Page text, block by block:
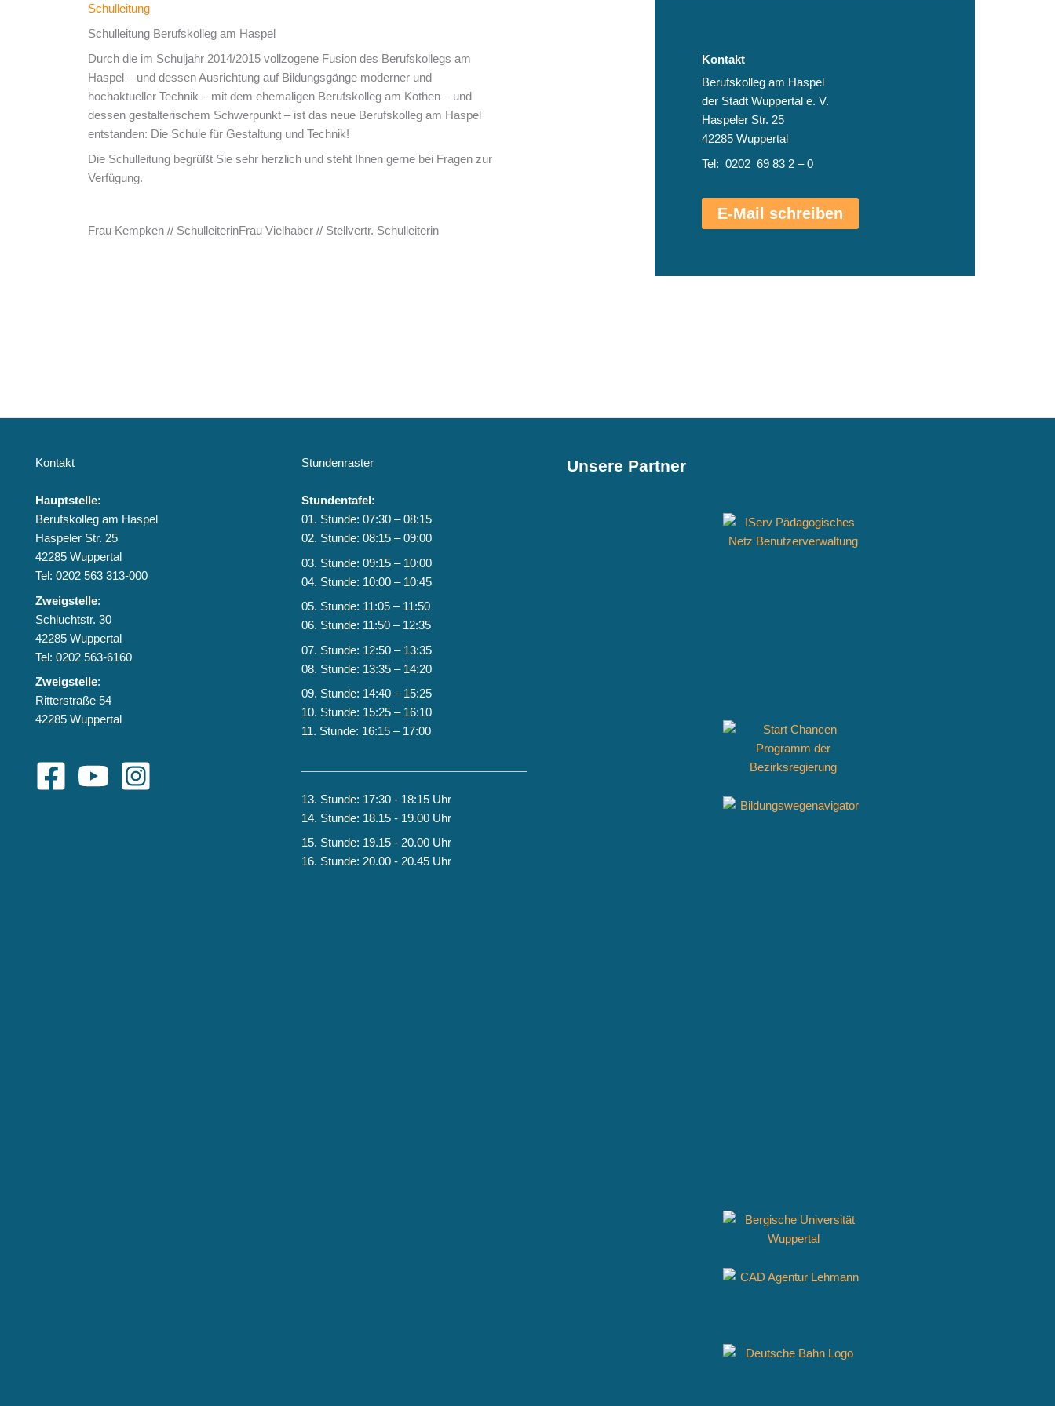
Schulleitung
Schulleitung Berufskolleg am Haspel
Durch die im Schuljahr 2014/2015 vollzogene Fusion des Berufskollegs am
Haspel – und dessen Ausrichtung auf Bildungsgänge moderner und
hochaktueller Technik – mit dem ehemaligen Berufskolleg am Kothen – und
dessen gestalterischem Schwerpunkt – ist das neue Berufskolleg am Haspel
entstanden: Die Schule für Gestaltung und Technik!
Die Schulleitung begrüßt Sie sehr herzlich und steht Ihnen gerne bei Fragen zur
Verfügung.
Frau Kempken // SchulleiterinFrau Vielhaber // Stellvertr. Schulleiterin
Kontakt
Berufskolleg am Haspel
der Stadt Wuppertal e. V.
Haspeler Str. 25
42285 Wuppertal
Tel: 0202 69 83 2 – 0
E-Mail schreiben
Kontakt
Hauptstelle:
Berufskolleg am Haspel
Haspeler Str. 25
42285 Wuppertal
Tel: 0202 563 313-000
Zweigstelle:
Schluchtstr. 30
42285 Wuppertal
Tel: 0202 563-6160
Zweigstelle:
Ritterstraße 54
42285 Wuppertal
Stundenraster
Stundentafel:
01. Stunde: 07:30 – 08:15
02. Stunde: 08:15 – 09:00
03. Stunde: 09:15 – 10:00
04. Stunde: 10:00 – 10:45
05. Stunde: 11:05 – 11:50
06. Stunde: 11:50 – 12:35
07. Stunde: 12:50 – 13:35
08. Stunde: 13:35 – 14:20
09. Stunde: 14:40 – 15:25
10. Stunde: 15:25 – 16:10
11. Stunde: 16:15 – 17:00
13. Stunde: 17:30 - 18:15 Uhr
14. Stunde: 18.15 - 19.00 Uhr
15. Stunde: 19.15 - 20.00 Uhr
16. Stunde: 20.00 - 20.45 Uhr
Unsere Partner